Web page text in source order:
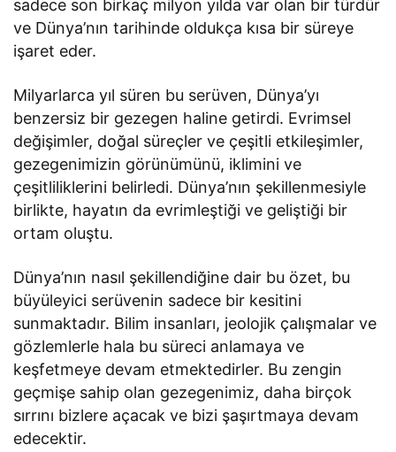
sadece son birkaç milyon yılda var olan bir türdür
ve Dünya’nın tarihinde oldukça kısa bir süreye
işaret eder.
Milyarlarca yıl süren bu serüven, Dünya’yı
benzersiz bir gezegen haline getirdi. Evrimsel
değişimler, doğal süreçler ve çeşitli etkileşimler,
gezegenimizin görünümünü, iklimini ve
çeşitliliklerini belirledi. Dünya’nın şekillenmesiyle
birlikte, hayatın da evrimleştiği ve geliştiği bir
ortam oluştu.
Dünya’nın nasıl şekillendiğine dair bu özet, bu
büyüleyici serüvenin sadece bir kesitini
sunmaktadır. Bilim insanları, jeolojik çalışmalar ve
gözlemlerle hala bu süreci anlamaya ve
keşfetmeye devam etmektedirler. Bu zengin
geçmişe sahip olan gezegenimiz, daha birçok
sırrını bizlere açacak ve bizi şaşırtmaya devam
edecektir.